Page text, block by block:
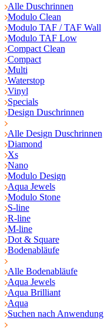
Alle Duschrinnen
Modulo Clean
Modulo TAF / TAF Wall
Modulo TAF Low
Compact Clean
Compact
Multi
Waterstop
Vinyl
Specials
Design Duschrinnen
Alle Design Duschrinnen
Diamond
Xs
Nano
Modulo Design
Aqua Jewels
Modulo Stone
S-line
R-line
M-line
Dot & Square
Bodenabläufe
Alle Bodenabläufe
Aqua Jewels
Aqua Brilliant
Aqua
Suchen nach Anwendung